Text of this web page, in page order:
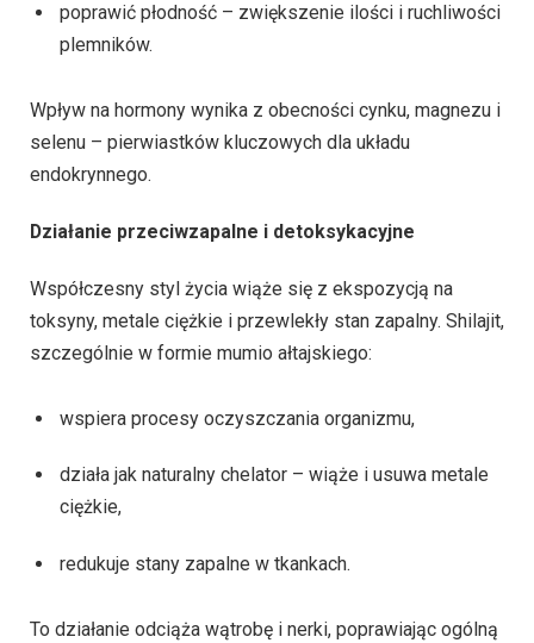
poprawić płodność – zwiększenie ilości i ruchliwości
plemników.
Wpływ na hormony wynika z obecności cynku, magnezu i
selenu – pierwiastków kluczowych dla układu
endokrynnego.
Działanie przeciwzapalne i detoksykacyjne
Współczesny styl życia wiąże się z ekspozycją na
toksyny, metale ciężkie i przewlekły stan zapalny. Shilajit,
szczególnie w formie mumio ałtajskiego:
wspiera procesy oczyszczania organizmu,
działa jak naturalny chelator – wiąże i usuwa metale
ciężkie,
redukuje stany zapalne w tkankach.
To działanie odciąża wątrobę i nerki, poprawiając ogólną